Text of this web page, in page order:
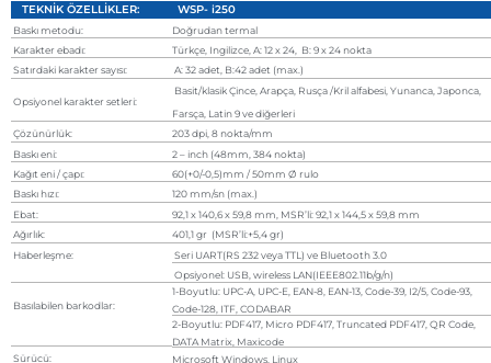
TEKNİK ÖZELLİKLER:
Baskı metodu:
Karakter ebadı:
Satırdaki karakter sayısı:
Opsiyonel karakter setleri:
Çözünürlük:
Baskı eni:
Kağıt eni / çapı:
Baskı hızı:
Ebat:
Ağırlık:
Haberleşme:
Basılabilen barkodlar:
Sürücü:
WSP- i250
Doğrudan termal
Türkçe, Ingilizce, A: 12 x 24, B: 9 x 24 nokta
A: 32 adet, B:42 adet (max.)
Basit/klasik Çince, Arapça, Rusça /Kril alfabesi, Yunanca, Japonca,
Farsça, Latin 9 ve diğerleri
203 dpi, 8 nokta/mm
2 – inch (48mm, 384 nokta)
60(+0/-0,5)mm / 50mm Ø rulo
120 mm/sn (max.)
92,1 x 140,6 x 59,8 mm, MSR’li: 92,1 x 144,5 x 59,8 mm
401,1 gr (MSR’li:+5,4 gr)
Seri UART(RS 232 veya TTL) ve Bluetooth 3.0
Opsiyonel: USB, wireless LAN(IEEE802.11b/g/n)
1-Boyutlu: UPC-A, UPC-E, EAN-8, EAN-13, Code-39, I2/5, Code-93,
Code-128, ITF, CODABAR
2-Boyutlu: PDF417, Micro PDF417, Truncated PDF417, QR Code,
DATA Matrix, Maxicode
Microsoft Windows, Linux